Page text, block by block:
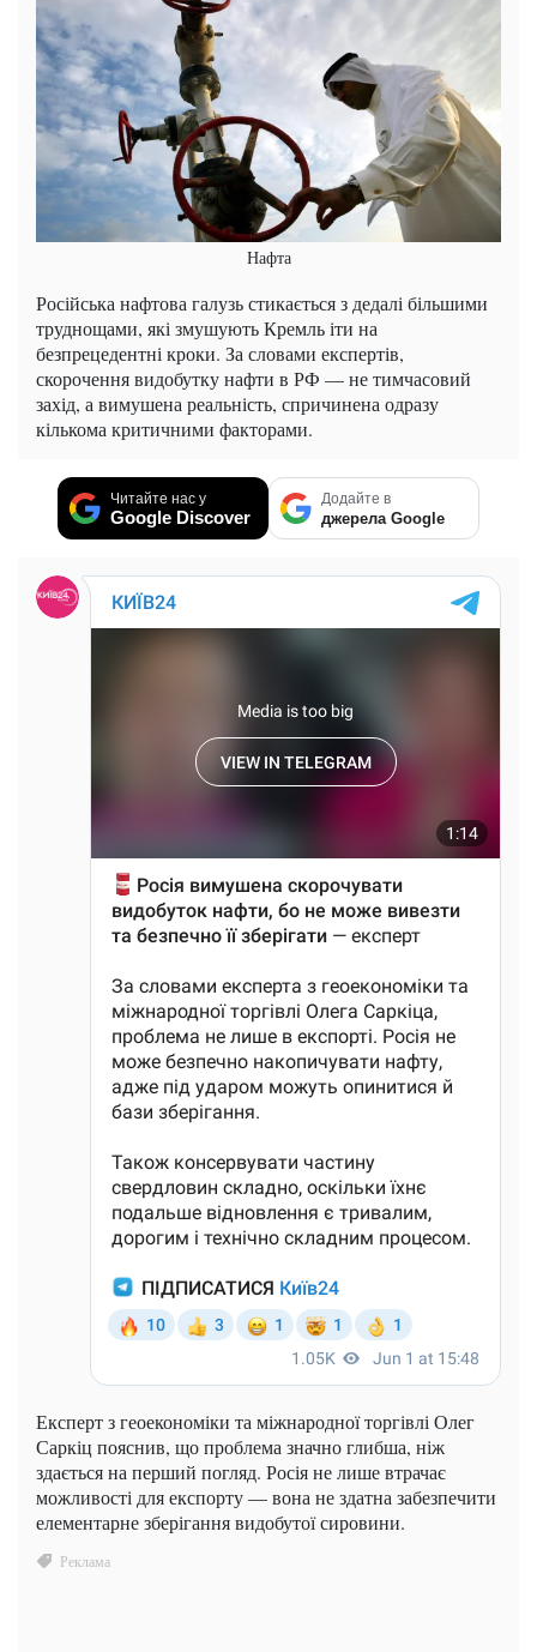
Нафта
Російська нафтова галузь стикається з дедалі більшими
труднощами, які змушують Кремль іти на
безпрецедентні кроки. За словами експертів,
скорочення видобутку нафти в РФ — не тимчасовий
захід, а вимушена реальність, спричинена одразу
кількома критичними факторами.
Читайте нас у
Google Discover
Додайте в
джерела Google
Експерт з геоекономіки та міжнародної торгівлі Олег
Саркіц пояснив, що проблема значно глибша, ніж
здається на перший погляд. Росія не лише втрачає
можливості для експорту — вона не здатна забезпечити
елементарне зберігання видобутої сировини.